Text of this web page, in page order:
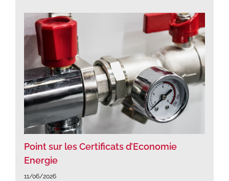
Point sur les Certificats d’Economie
Energie
11/06/2026